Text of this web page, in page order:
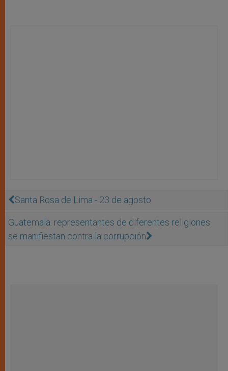
Santa Rosa de Lima - 23 de agosto
Guatemala: representantes de diferentes religiones
se manifiestan contra la corrupción